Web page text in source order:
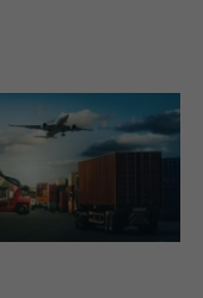
reuniram
civil,
do setor visando
desse
resultados.